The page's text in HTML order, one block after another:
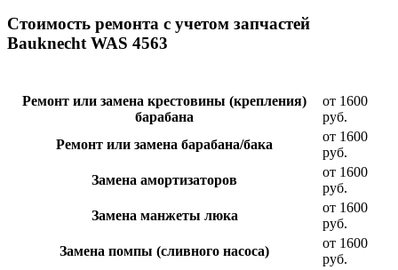
Стоимость ремонта с учетом запчастей
Bauknecht WAS 4563
Ремонт или замена крестовины (крепления)
барабана
от 1600
руб.
Ремонт или замена барабана/бака
от 1600
руб.
Замена амортизаторов
от 1600
руб.
Замена манжеты люка
от 1600
руб.
Замена помпы (сливного насоса)
от 1600
руб.